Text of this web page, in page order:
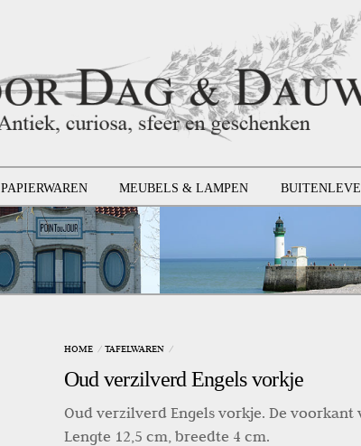
PAPIERWAREN MEUBELS & LAMPEN
HOME TAFELWAREN
Oud verzilverd Engels vorkje
Oud verzilverd Engels vorkje. De
Lengte 12,5 cm, breedte 4 cm.